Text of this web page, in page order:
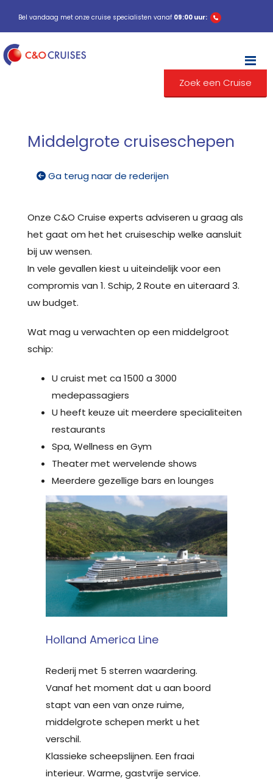
Bel vandaag met onze cruise specialisten vanaf 09:00 uur:
Zoek een Cruise
Middelgrote cruiseschepen
Ga terug naar de rederijen
Onze C&O Cruise experts adviseren u graag als
het gaat om het het cruiseschip welke aansluit
bij uw wensen.
In vele gevallen kiest u uiteindelijk voor een
compromis van 1. Schip, 2 Route en uiteraard 3.
uw budget.
Wat mag u verwachten op een middelgroot
schip:
U cruist met ca 1500 a 3000
medepassagiers
U heeft keuze uit meerdere specialiteiten
restaurants
Spa, Wellness en Gym
Theater met wervelende shows
Meerdere gezellige bars en lounges
Holland America Line
Rederij met 5 sterren waardering.
Vanaf het moment dat u aan boord
stapt van een van onze ruime,
middelgrote schepen merkt u het
verschil.
Klassieke scheepslijnen. Een fraai
interieur. Warme, gastvrije service.